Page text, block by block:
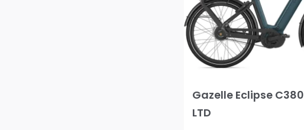
Gazelle Eclipse C380
LTD